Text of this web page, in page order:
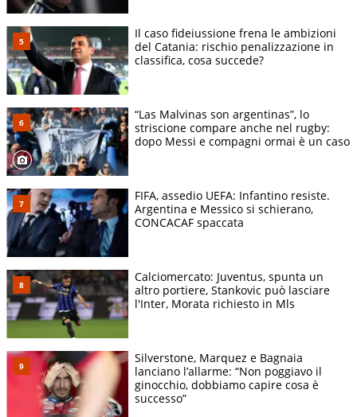
Il caso fideiussione frena le ambizioni
del Catania: rischio penalizzazione in
classifica, cosa succede?
“Las Malvinas son argentinas”, lo
striscione compare anche nel rugby:
dopo Messi e compagni ormai è un caso
FIFA, assedio UEFA: Infantino resiste.
Argentina e Messico si schierano,
CONCACAF spaccata
Calciomercato: Juventus, spunta un
altro portiere, Stankovic può lasciare
l'Inter, Morata richiesto in Mls
Silverstone, Marquez e Bagnaia
lanciano l’allarme: “Non poggiavo il
ginocchio, dobbiamo capire cosa è
successo”